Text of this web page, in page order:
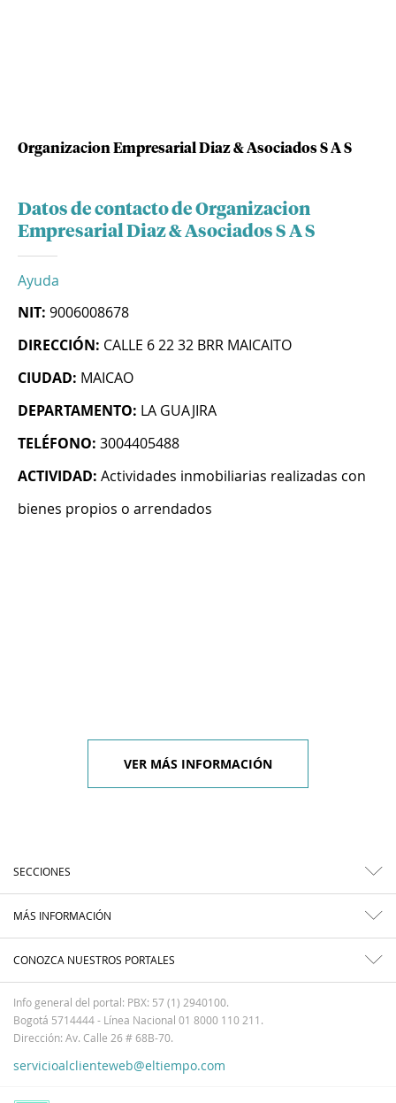
Organizacion Empresarial Diaz & Asociados S A S
Datos de contacto de Organizacion
Empresarial Diaz & Asociados S A S
Ayuda
NIT: 9006008678
DIRECCIÓN: CALLE 6 22 32 BRR MAICAITO
CIUDAD: MAICAO
DEPARTAMENTO: LA GUAJIRA
TELÉFONO: 3004405488
ACTIVIDAD: Actividades inmobiliarias realizadas con
bienes propios o arrendados
VER MÁS INFORMACIÓN
SECCIONES
MÁS INFORMACIÓN
CONOZCA NUESTROS PORTALES
Info general del portal: PBX: 57 (1) 2940100.
Bogotá 5714444 - Línea Nacional 01 8000 110 211.
Dirección: Av. Calle 26 # 68B-70.
servicioalclienteweb@eltiempo.com